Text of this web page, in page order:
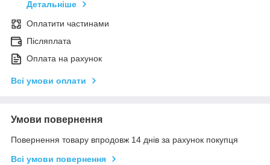
Детальніше
Оплатити частинами
Післяплата
Оплата на рахунок
Всі умови оплати
Умови повернення
Повернення товару впродовж 14 днів за рахунок покупця
Всі умови повернення